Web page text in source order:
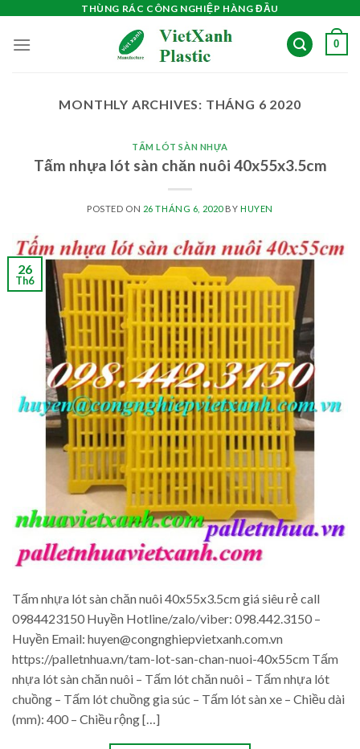
content
THÙNG RÁC CÔNG NGHIỆP HÀNG ĐẦU
0
MONTHLY ARCHIVES: THÁNG 6 2020
TẤM LÓT SÀN NHỰA
Tấm nhựa lót sàn chăn nuôi 40x55x3.5cm
POSTED ON 26 THÁNG 6, 2020BY HUYEN
26
Th6
Tấm nhựa lót sàn chăn nuôi 40x55x3.5cm giá siêu rẻ call
0984423150 Huyền Hotline/zalo/viber: 098.442.3150 –
Huyền Email: huyen@congnghiepvietxanh.com.vn
https://palletnhua.vn/tam-lot-san-chan-nuoi-40x55cm Tấm
nhựa lót sàn chăn nuôi – Tấm lót chăn nuôi – Tấm nhựa lót
chuồng – Tấm lót chuồng gia súc – Tấm lót sàn xe – Chiều dài
(mm): 400 – Chiều rộng […]